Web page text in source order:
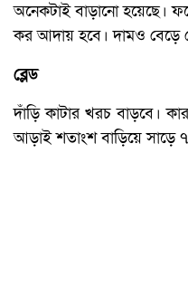
অনেকটাই বাড়ানো হয়েছে।
কর আদায় হবে। দামও বেড়ে
ব্লেড
দাঁড়ি কাটার খরচ বাড়বে।
আড়াই শতাংশ বাড়িয়ে সাড়ে